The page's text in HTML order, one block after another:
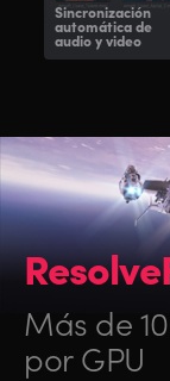
Sincronización
automática de
audio y video
Más de
por GPU